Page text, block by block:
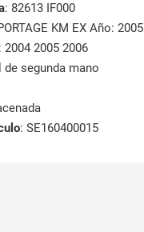
: 82613 IF000
KM EX Año: 2005
: 2004 2005 2006
de segunda mano
: SE160400015